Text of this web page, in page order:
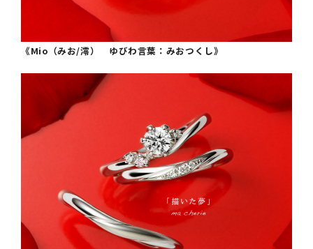
《Mio（みお/澪） ゆびわ言葉：みおつくし》